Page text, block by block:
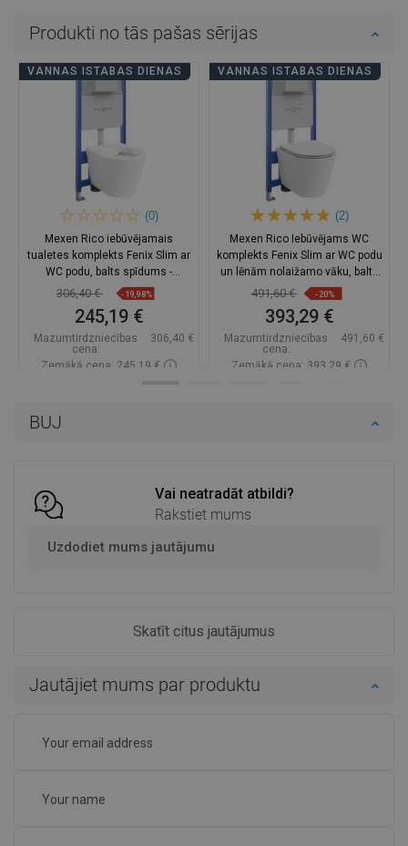
BUJ
Vai neatradāt atbildi?
Rakstiet mums
Uzdodiet mums jautājumu
Skatīt citus jautājumus
Jautājiet mums par produktu
Produkti no tās pašas sērijas
VANNAS ISTABAS DIENAS
(0)
Mexen Rico iebūvējamais
tualetes komplekts Fenix Slim ar
WC podu, balts spīdums -
6103372XX00
306,40 € -19,98%
245,19 €
Mazumtirdzniecības
cena:
306,40 €
Zemākā cena: 245,19 €
VANNAS ISTABAS DIENAS
(2)
Mexen Rico Iebūvējams WC
komplekts Fenix Slim ar WC podu
un lēnām nolaižamo vāku, balts
matēts - 61030724001
491,60 € -20%
393,29 €
Mazumtirdzniecības
cena:
491,60 €
Zemākā cena: 393,29 €